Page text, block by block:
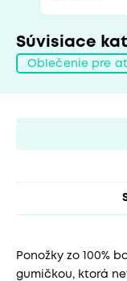
Súvisiace
Oblečenie pre
Ponožky zo 100%
gumičkou, ktorá